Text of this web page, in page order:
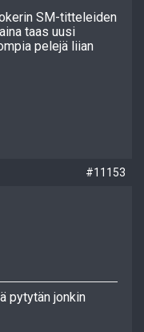
SM-titteleiden
taas uusi
pelejä liian
#11153
pytytän jonkin